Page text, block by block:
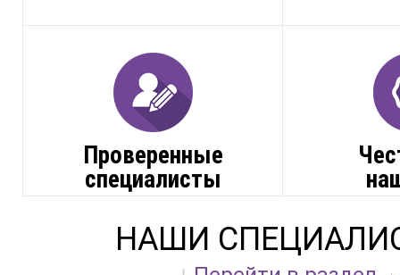
Проверенные
специалисты
НАШИ